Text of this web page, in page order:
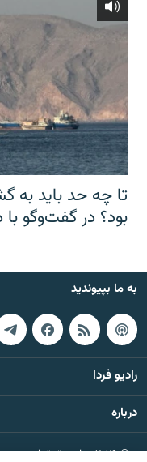
تا چه حد باید به
بود؟ در گفت‌وگو با
به ما بپیوندید
رادیو فردا
درباره
© ۲۰۲۶ تمام حقوق این